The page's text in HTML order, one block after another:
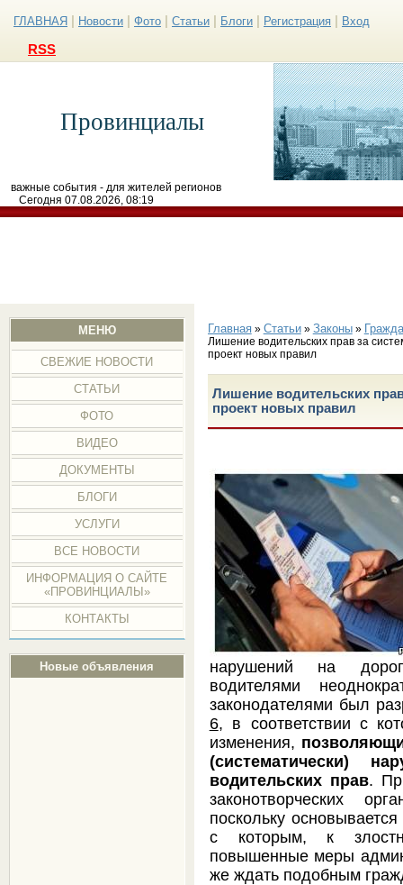
ГЛАВНАЯ Новости Фото Статьи Блоги Регистрация Вход
RSS
Провинциалы
важные события - для жителей регионов
Сегодня 07.08.2026, 08:19
МЕНЮ
СВЕЖИЕ НОВОСТИ
СТАТЬИ
ФОТО
ВИДЕО
ДОКУМЕНТЫ
БЛОГИ
УСЛУГИ
ВСЕ НОВОСТИ
ИНФОРМАЦИЯ О САЙТЕ
«ПРОВИНЦИАЛЫ»
КОНТАКТЫ
Новые объявления
Главная» Статьи» Законы»
Лишение водительских прав за
проект новых правил
Лишение водительских
проект новых правил
нарушений на
водителями
законодателями был
6, в соответствии с
изменения,
(систематически)
водительских прав.
законотворческих
поскольку
с которым, к
повышенные меры
же ждать подобным